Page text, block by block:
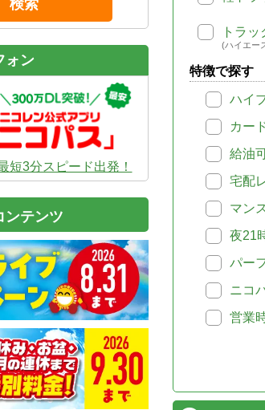
トラ
(ハイエー
特徴で探す
ハイ
カー
給油
宅配
マン
夜21
パー
ニコ
営業
検索
ォン
短3分スピード出発！
ンテンツ